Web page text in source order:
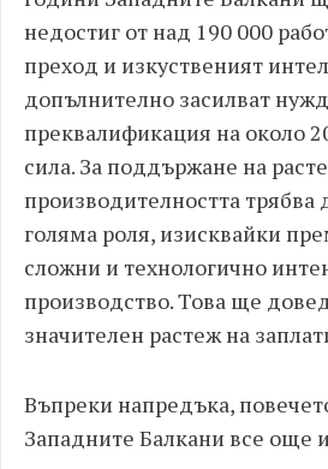
недостиг от над 190 000
преход и изкуственият
допълнително засилват
преквалификация на около
сила. За поддържане на
производителността трябва
голяма роля, изисквайки
сложни и технологично
производство. Това ще
значителен растеж на
Въпреки напредъка,
Западните Балкани все още